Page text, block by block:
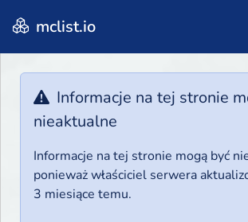
mclist.io
Informacje na tej stronie
nieaktualne
Informacje na tej stronie mogą być
ponieważ właściciel serwera
3 miesiące temu.